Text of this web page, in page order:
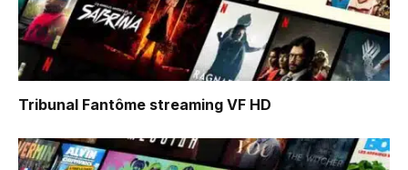
Tribunal Fantôme streaming VF HD